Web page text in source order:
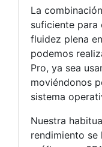
La
suficiente para
fluidez plena
podemos
Pro, ya sea
moviéndonos
sistema
Nuestra
rendimiento